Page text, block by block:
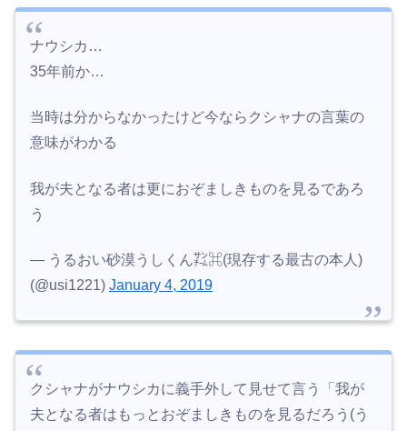
ナウシカ…
35年前か…
当時は分からなかったけど今ならクシャナの言葉の
意味がわかる
我が夫となる者は更におぞましきものを見るであろ
う
— うるおい砂漠うしくん㌠⌘(現存する最古の本人)
(@usi1221) January 4, 2019
クシャナがナウシカに義手外して見せて言う「我が
夫となる者はもっとおぞましきものを見るだろう(う